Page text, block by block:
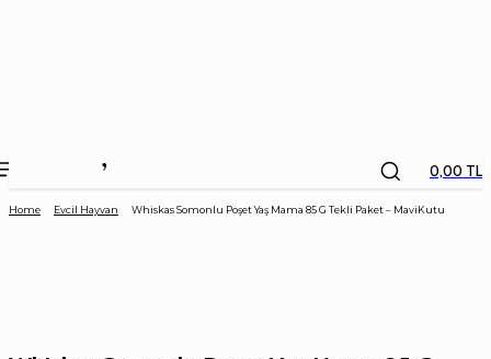
0,00 TL
Home Evcil Hayvan Whiskas Somonlu Poşet Yaş Mama 85 G Tekli Paket – MaviKutu